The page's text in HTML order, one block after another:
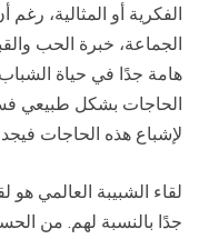
الفكرية أو المثالية،
الجماعة، خبرة الحب
هامة جدًا في حياة
الحاجات بشكل طبيعي
لإشباع هذه الحاجات
لقاء الشبيبة العالمي هو
جدًا بالنسبة لهم. من